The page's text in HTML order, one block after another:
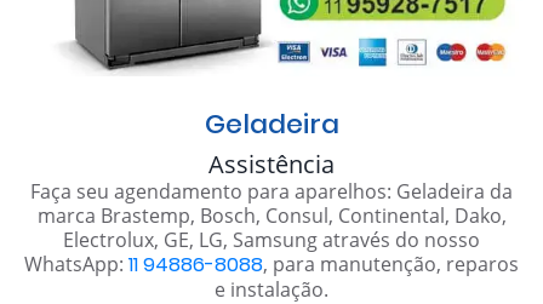
Geladeira
Assistência
Faça seu agendamento para aparelhos: Geladeira da
marca Brastemp, Bosch, Consul, Continental, Dako,
Electrolux, GE, LG, Samsung através do nosso
WhatsApp: 11 94886-8088, para manutenção, reparos
e instalação.